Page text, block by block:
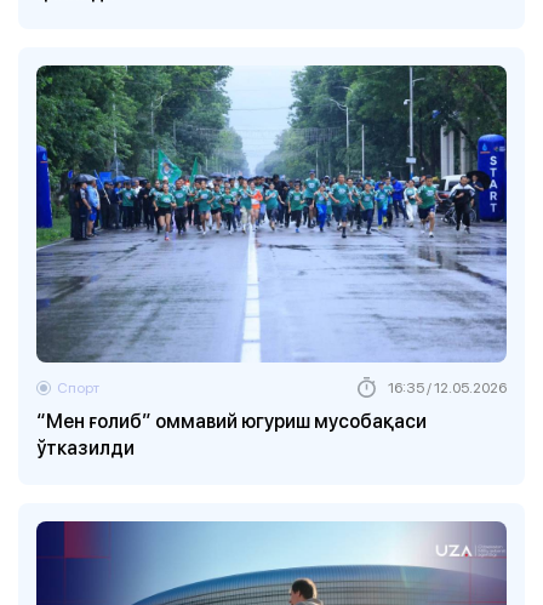
“Мен ғолиб” оммавий югуриш мусобақаси
ўтказилди
Спорт 16:35 / 12.05.2026